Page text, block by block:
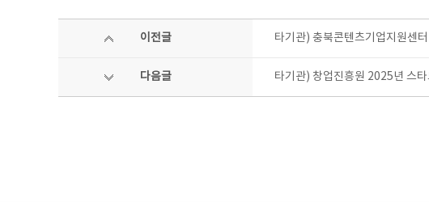
이전글 타기관) 충북콘텐츠기업지원센
다음글 타기관) 창업진흥원 2025년 스